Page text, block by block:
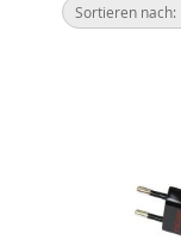
Sortieren nach